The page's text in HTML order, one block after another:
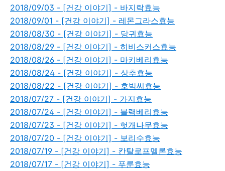
2018/09/03 - [건강 이야기] - 바지락효능
2018/09/01 - [건강 이야기] - 레몬그라스효능
2018/08/30 - [건강 이야기] - 당귀효능
2018/08/29 - [건강 이야기] - 히비스커스효능
2018/08/26 - [건강 이야기] - 마키베리효능
2018/08/24 - [건강 이야기] - 상추효능
2018/08/22 - [건강 이야기] - 호박씨효능
2018/07/27 - [건강 이야기] - 가지효능
2018/07/24 - [건강 이야기] - 블랙베리효능
2018/07/23 - [건강 이야기] - 헛개나무효능
2018/07/20 - [건강 이야기] - 보리수효능
2018/07/19 - [건강 이야기] - 칸탈로프멜론효능
2018/07/17 - [건강 이야기] - 푸룬효능